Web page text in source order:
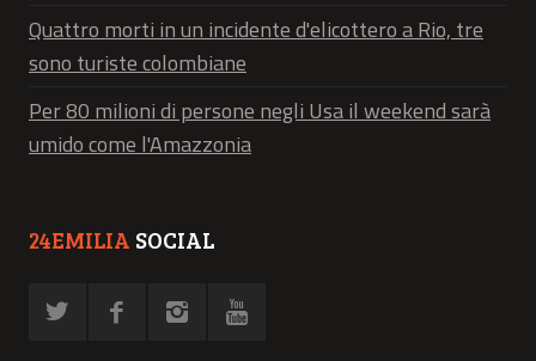
Quattro morti in un incidente d'elicottero a Rio, tre
sono turiste colombiane
Per 80 milioni di persone negli Usa il weekend sarà
umido come l'Amazzonia
24EMILIA SOCIAL